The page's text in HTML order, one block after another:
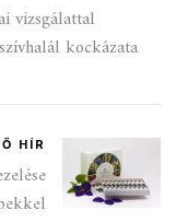
vizsgálattal
kockázata
HÍR